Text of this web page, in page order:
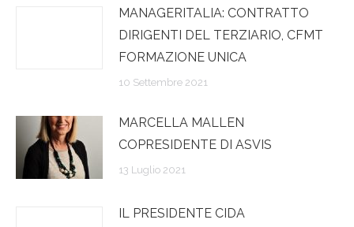
MANAGERITALIA: CONTRATTO
DIRIGENTI DEL TERZIARIO, CFMT
FORMAZIONE UNICA
10 Settembre 2021
MARCELLA MALLEN
COPRESIDENTE DI ASVIS
13 Luglio 2021
IL PRESIDENTE CIDA